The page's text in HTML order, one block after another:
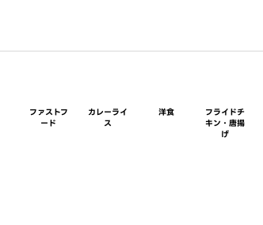
ファストフ
ード
カレーライ
ス
洋食
フライドチ
キン・唐揚
げ